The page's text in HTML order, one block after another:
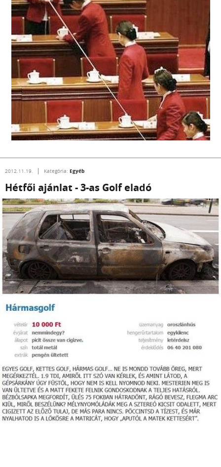
2012.11.19. Kategória: Egyéb
Hétfői ajánlat - 3-as Golf eladó